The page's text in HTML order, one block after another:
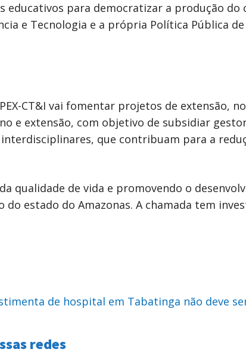
educativos para democratizar a produção do
e Tecnologia e a própria Política Pública
CT&I vai fomentar projetos de extensão,
e extensão, com objetivo de subsidiar
que contribuam para a
qualidade de vida e promovendo o
do estado do Amazonas. A chamada tem
de hospital em Tabatinga não deve
redes